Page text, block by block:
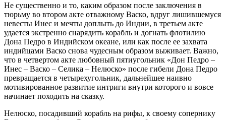
Не существенно и то, каким образом после заключения в
тюрьму во втором акте отважному Васко, вдруг лишившемуся
невесты Инес и мечты доплыть до Индии, в третьем акте
удается экстренно снарядить корабль и догнать флотилию
Дона Педро в Индийском океане, или как после ее захвата
индийцами Васко снова чудесным образом выживает. Важно,
что в четвертом акте любовный пятиугольник «Дон Педро –
Инес – Васко – Селика – Нелюско» после гибели Дона Педро
превращается в четырехугольник, дальнейшее наивно
мотивированное развитие интриги внутри которого и вовсе
начинает походить на сказку.
Нелюско, посадивший корабль на рифы, к своему сопернику